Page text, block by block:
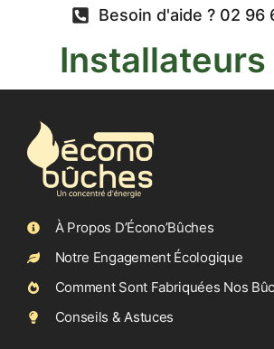
Besoin d'aide ? 02 96
Installateurs
À Propos D’Écono’Bûches
Notre Engagement Écologique
Comment Sont Fabriquées Nos
Conseils & Astuces